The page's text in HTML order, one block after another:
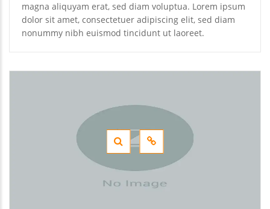
magna aliquyam erat, sed diam voluptua. Lorem ipsum
dolor sit amet, consectetuer adipiscing elit, sed diam
nonummy nibh euismod tincidunt ut laoreet.